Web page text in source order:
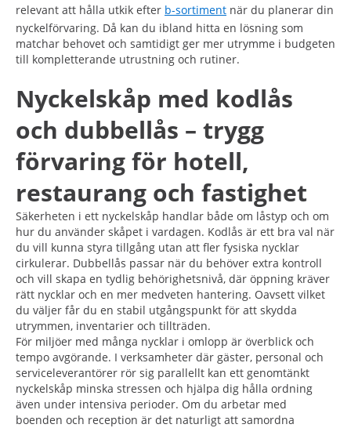
relevant att hålla utkik efter b-sortiment när du planerar din
nyckelförvaring. Då kan du ibland hitta en lösning som
matchar behovet och samtidigt ger mer utrymme i budgeten
till kompletterande utrustning och rutiner.
Nyckelskåp med kodlås
och dubbellås – trygg
förvaring för hotell,
restaurang och fastighet
Säkerheten i ett nyckelskåp handlar både om låstyp och om
hur du använder skåpet i vardagen. Kodlås är ett bra val när
du vill kunna styra tillgång utan att fler fysiska nycklar
cirkulerar. Dubbellås passar när du behöver extra kontroll
och vill skapa en tydlig behörighetsnivå, där öppning kräver
rätt nycklar och en mer medveten hantering. Oavsett vilket
du väljer får du en stabil utgångspunkt för att skydda
utrymmen, inventarier och tillträden.
För miljöer med många nycklar i omlopp är överblick och
tempo avgörande. I verksamheter där gäster, personal och
serviceleverantörer rör sig parallellt kan ett genomtänkt
nyckelskåp minska stressen och hjälpa dig hålla ordning
även under intensiva perioder. Om du arbetar med
boenden och reception är det naturligt att samordna